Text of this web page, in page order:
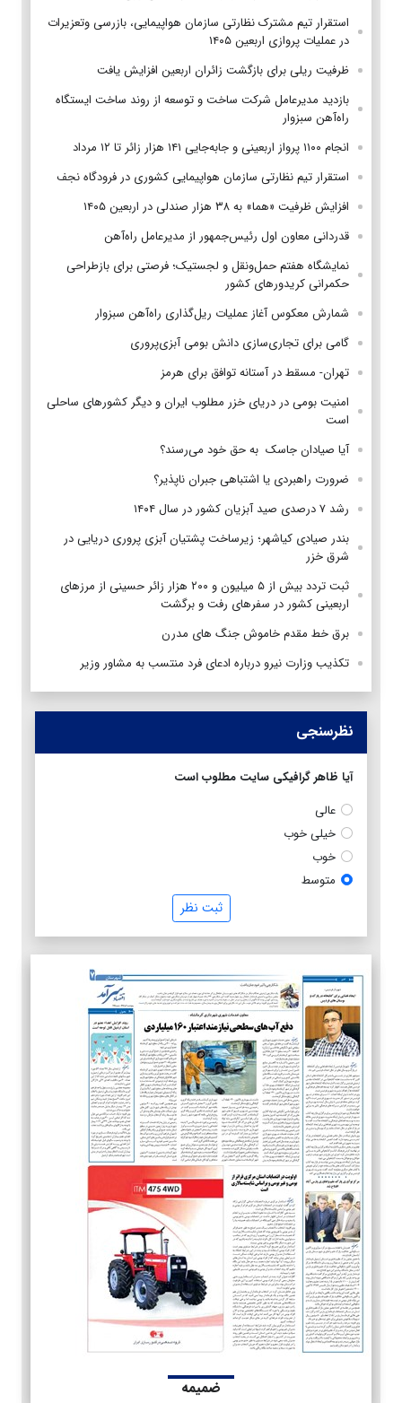
استقرار تیم مشترک نظارتی سازمان هواپیمایی، بازرسی وتعزیرات
در عملیات پروازی اربعین ۱۴۰۵
ظرفیت ریلی برای بازگشت زائران اربعین افزایش یافت
بازدید مدیرعامل شرکت ساخت و توسعه از روند ساخت ایستگاه
راه‌آهن سبزوار
انجام ۱۱۰۰ پرواز اربعینی و جابه‌جایی ۱۴۱ هزار زائر تا ۱۲ مرداد
استقرار تیم‌ نظارتی سازمان هواپیمایی کشوری در فرودگاه نجف
افزایش ظرفیت «هما» به ۳۸ هزار صندلی در اربعین ۱۴۰۵
قدردانی معاون اول رئیس‌جمهور از مدیرعامل راه‌آهن
نمایشگاه هفتم حمل‌ونقل و لجستیک؛ فرصتی برای بازطراحی
حکمرانی کریدورهای کشور
شمارش معکوس آغاز عملیات ریل‌گذاری راه‌آهن سبزوار
گامی برای تجاری‌سازی دانش بومی آبزی‌پروری
تهران- مسقط در آستانه توافق برای هرمز
امنیت بومی در دریای خزر مطلوب ایران و دیگر کشورهای ساحلی
است
آیا صیادان جاسک به حق خود می‌رسند؟
ضرورت راهبردی یا اشتباهی جبران ناپذیر؟
رشد ۷ درصدی صید آبزیان کشور در سال ۱۴۰۴
بندر صیادی کیاشهر؛ زیرساخت پشتیان آبزی پروری دریایی در
شرق خزر
ثبت تردد بیش از ۵ میلیون و ۲۰۰ هزار زائر حسینی از مرزهای
اربعینی کشور در سفرهای رفت و برگشت
برق خط مقدم خاموش جنگ های مدرن
تکذیب وزارت نیرو درباره ادعای فرد منتسب به مشاور وزیر
نظرسنجی
آیا ظاهر گرافیکی سایت مطلوب است
عالی
خیلی خوب
خوب
متوسط
ثبت نظر
ضمیمه